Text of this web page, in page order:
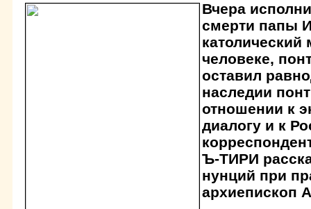
Вчера
смерти папы
человеке,
оставил
наследии
отношении к
диалогу и к
Ъ-ТИРИ
нунций при